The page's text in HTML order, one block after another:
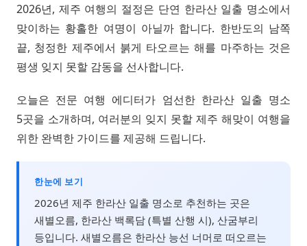
2026년, 제주 여행의 절정은 단연 한라산 일출 명소에서
맞이하는 황홀한 여명이 아닐까 합니다. 한반도의 남쪽
끝, 청정한 제주에서 붉게 타오르는 해를 마주하는 것은
평생 잊지 못할 감동을 선사합니다.
오늘은 전문 여행 에디터가 엄선한 한라산 일출 명소
5곳을 소개하며, 여러분의 잊지 못할 제주 해맞이 여행을
위한 완벽한 가이드를 제공해 드립니다.
한눈에 보기
2026년 제주 한라산 일출 명소로 추천하는 곳은
새별오름, 한라산 백록담 (특별 산행 시), 산굼부리
등입니다. 새별오름은 한라산 능선 너머로 떠오르는